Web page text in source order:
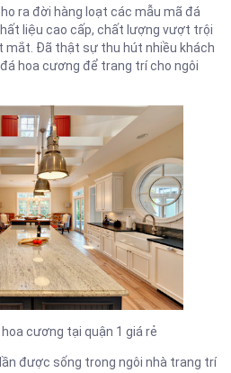
ra đời hàng loạt các mẫu mã đá
liệu cao cấp, chất lượng vượt trội
mắt. Đã thật sự thu hút nhiều khách
hoa cương để trang trí cho ngôi
cương tại quận 1 giá rẻ
được sống trong ngôi nhà trang trí